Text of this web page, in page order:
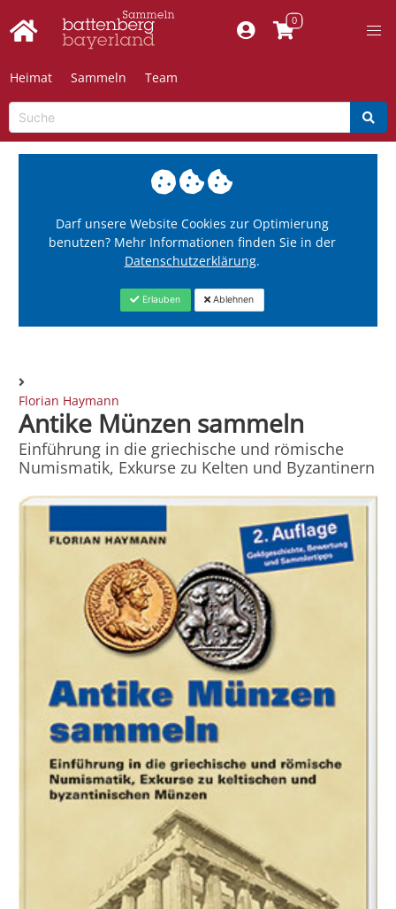
Heimat Sammeln Team
Darf unsere Website Cookies zur Optimierung
benutzen? Mehr Informationen finden Sie in der
Datenschutzerklärung.
Erlauben Ablehnen
Florian Haymann
Antike Münzen sammeln
Einführung in die griechische und römische
Numismatik, Exkurse zu Kelten und Byzantinern